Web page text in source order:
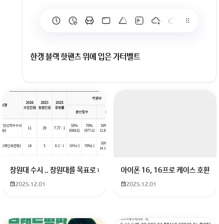
한갱 블랙 핫팬츠 위에 입은 가터벨트
회원가입 혹은 광고 [X]를 누르면 내용이 보입니다
창원대 수시 .. 창원대를 목표로 하고 있는 09년생입니다 지금 제 내신이 5
2025.12.01
아이폰 16, 16프로 케이스 호환
2025.12.01